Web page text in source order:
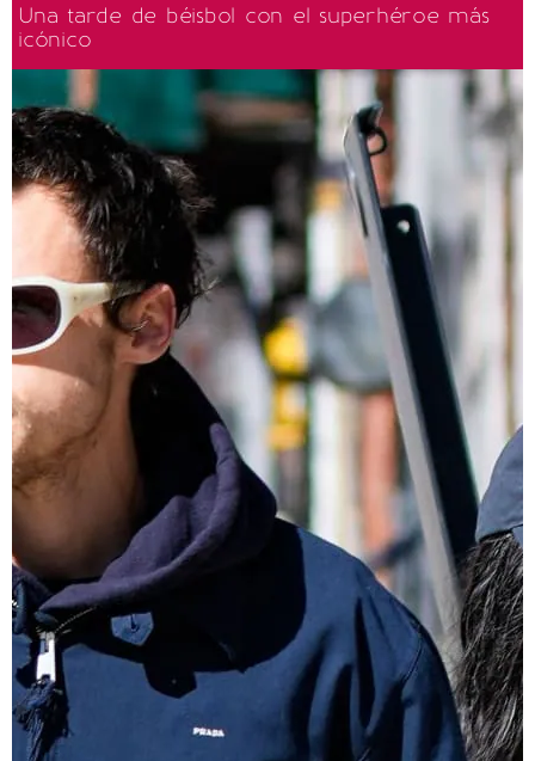
Una tarde de béisbol con el superhéroe más
icónico